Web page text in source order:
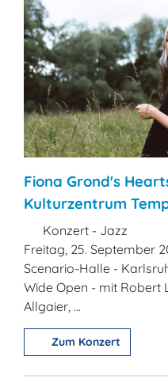
Fiona Grond's
Kulturzentrum
Konzert - Jazz
Freitag, 25. September
Scenario-Halle -
Wide Open - mit Robert
Allgaier, ...
Zum Konzert